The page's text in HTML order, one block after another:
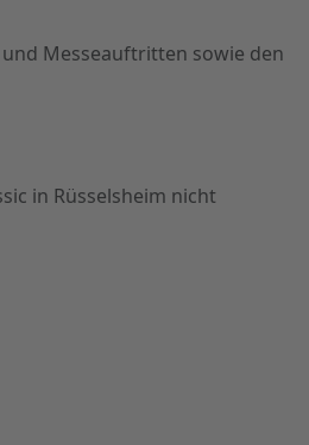
Messeauftritten sowie den
in Rüsselsheim nicht